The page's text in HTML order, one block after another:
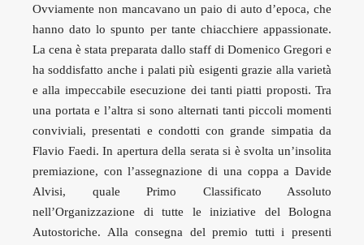
Ovviamente non mancavano un paio di auto d’epoca, che
hanno dato lo spunto per tante chiacchiere appassionate.
La cena è stata preparata dallo staff di Domenico Gregori e
ha soddisfatto anche i palati più esigenti grazie alla varietà
e alla impeccabile esecuzione dei tanti piatti proposti. Tra
una portata e l’altra si sono alternati tanti piccoli momenti
conviviali, presentati e condotti con grande simpatia da
Flavio Faedi. In apertura della serata si è svolta un’insolita
premiazione, con l’assegnazione di una coppa a Davide
Alvisi, quale Primo Classificato Assoluto
nell’Organizzazione di tutte le iniziative del Bologna
Autostoriche. Alla consegna del premio tutti i presenti